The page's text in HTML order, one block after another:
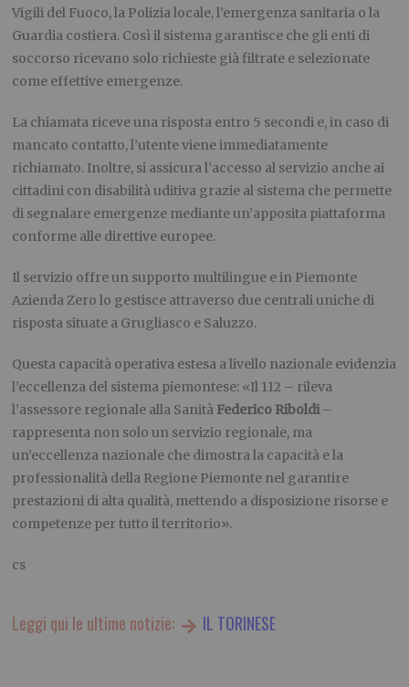
Vigili del Fuoco, la Polizia locale, l’emergenza sanitaria o la
Guardia costiera. Così il sistema garantisce che gli enti di
soccorso ricevano solo richieste già filtrate e selezionate
come effettive emergenze.
La chiamata riceve una risposta entro 5 secondi e, in caso di
mancato contatto, l’utente viene immediatamente
richiamato. Inoltre, si assicura l’accesso al servizio anche ai
cittadini con disabilità uditiva grazie al sistema che permette
di segnalare emergenze mediante un’apposita piattaforma
conforme alle direttive europee.
Il servizio offre un supporto multilingue e in Piemonte
Azienda Zero lo gestisce attraverso due centrali uniche di
risposta situate a Grugliasco e Saluzzo.
Questa capacità operativa estesa a livello nazionale evidenzia
l’eccellenza del sistema piemontese: «Il 112 – rileva
l’assessore regionale alla Sanità Federico Riboldi–
rappresenta non solo un servizio regionale, ma
un’eccellenza nazionale che dimostra la capacità e la
professionalità della Regione Piemonte nel garantire
prestazioni di alta qualità, mettendo a disposizione risorse e
competenze per tutto il territorio».
cs
Leggi qui le ultime notizie: IL TORINESE